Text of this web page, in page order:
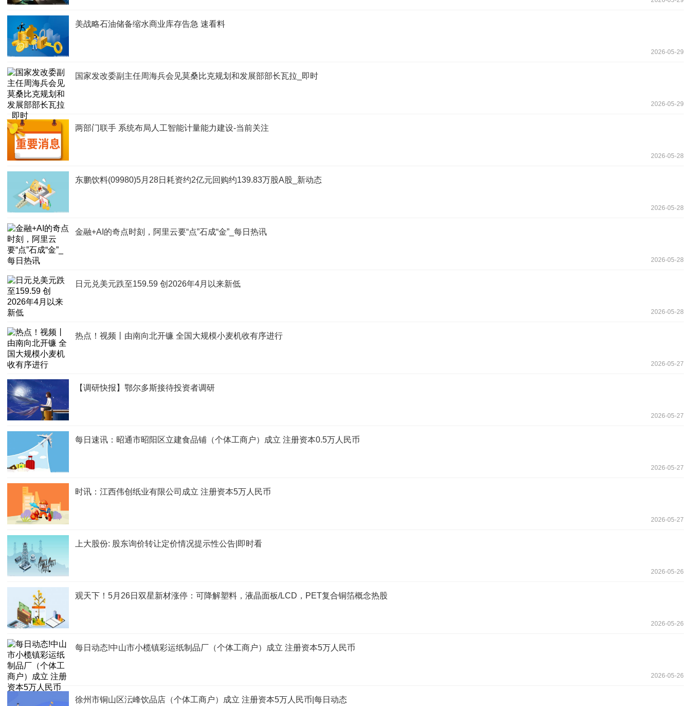
美战略石油储备缩水商业库存告急 速看料
2026-05-29
国家发改委副主任周海兵会见莫桑比克规划和发展部部长瓦拉_即时
2026-05-29
两部门联手 系统布局人工智能计量能力建设-当前关注
2026-05-28
东鹏饮料(09980)5月28日耗资约2亿元回购约139.83万股A股_新动态
2026-05-28
金融+AI的奇点时刻，阿里云要“点”石成“金”_每日热讯
2026-05-28
日元兑美元跌至159.59 创2026年4月以来新低
2026-05-28
热点！视频丨由南向北开镰 全国大规模小麦机收有序进行
2026-05-27
【调研快报】鄂尔多斯接待投资者调研
2026-05-27
每日速讯：昭通市昭阳区立建食品铺（个体工商户）成立 注册资本0.5万人民币
2026-05-27
时讯：江西伟创纸业有限公司成立 注册资本5万人民币
2026-05-27
上大股份: 股东询价转让定价情况提示性公告|即时看
2026-05-26
观天下！5月26日双星新材涨停：可降解塑料，液晶面板/LCD，PET复合铜箔概念热股
2026-05-26
每日动态!中山市小榄镇彩运纸制品厂（个体工商户）成立 注册资本5万人民币
2026-05-26
徐州市铜山区沄峰饮品店（个体工商户）成立 注册资本5万人民币|每日动态